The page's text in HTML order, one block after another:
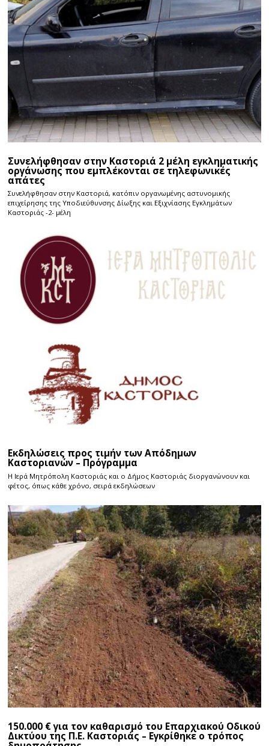
Συνελήφθησαν στην Καστοριά 2 μέλη εγκληματικής
οργάνωσης που εμπλέκονται σε τηλεφωνικές
απάτες
Συνελήφθησαν στην Καστοριά, κατόπιν οργανωμένης αστυνομικής
επιχείρησης της Υποδιεύθυνσης Δίωξης και Εξιχνίασης Εγκλημάτων
Καστοριάς -2- μέλη
Εκδηλώσεις προς τιμήν των Απόδημων
Καστοριανών – Πρόγραμμα
Η Ιερά Μητρόπολη Καστοριάς και ο Δήμος Καστοριάς διοργανώνουν και
φέτος, όπως κάθε χρόνο, σειρά εκδηλώσεων
150.000 € για τον καθαρισμό του Επαρχιακού Οδικού
Δικτύου της Π.Ε. Καστοριάς – Εγκρίθηκε ο τρόπος